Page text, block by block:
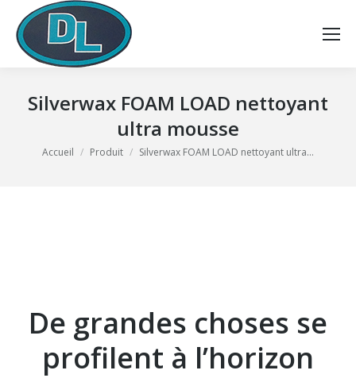
Silverwax FOAM LOAD nettoyant
ultra mousse
Vous êtes ici :
Accueil Produit Silverwax FOAM LOAD nettoyant ultra…
De grandes choses se
profilent à l’horizon